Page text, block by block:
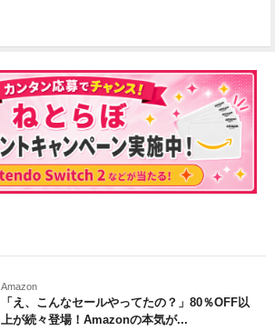
Amazon
「え、こんなセールやってたの？」80％OFF以
上が続々登場！Amazonの本気が...